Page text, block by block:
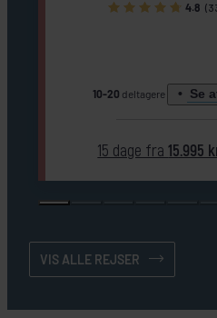
4.8
10-20 deltagere Se
15 dage fra15.995
VIS ALLE REJSER